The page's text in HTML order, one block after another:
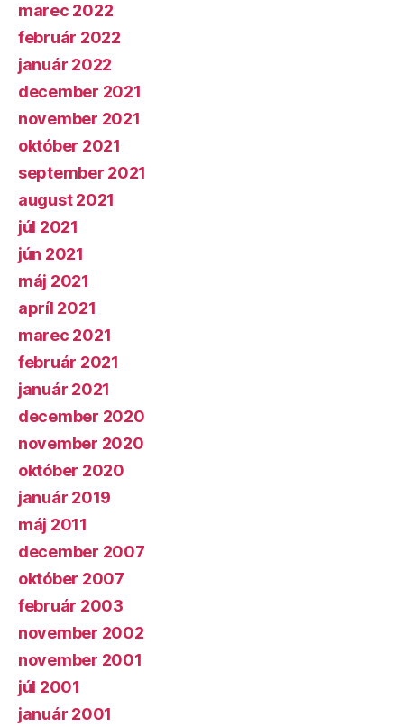
marec 2022
február 2022
január 2022
december 2021
november 2021
október 2021
september 2021
august 2021
júl 2021
jún 2021
máj 2021
apríl 2021
marec 2021
február 2021
január 2021
december 2020
november 2020
október 2020
január 2019
máj 2011
december 2007
október 2007
február 2003
november 2002
november 2001
júl 2001
január 2001